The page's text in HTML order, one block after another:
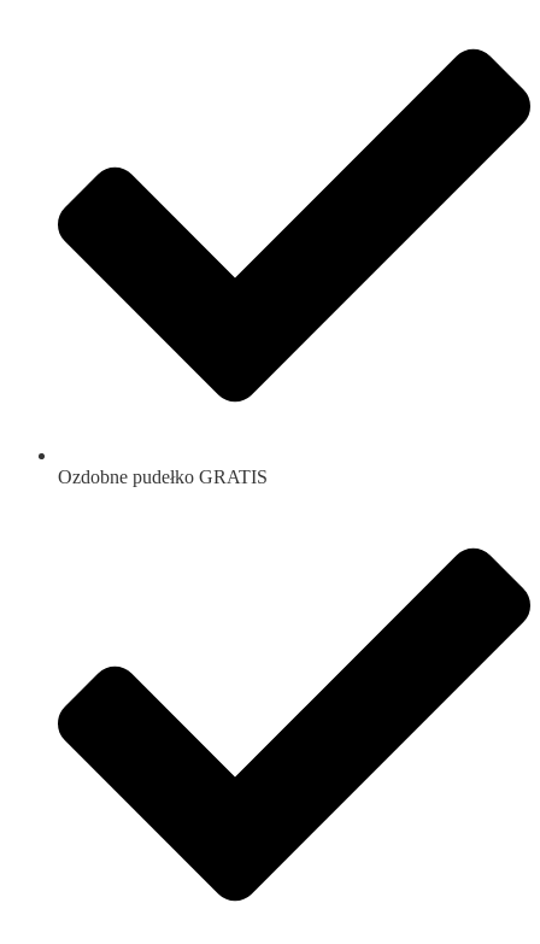
Ozdobne pudełko GRATIS